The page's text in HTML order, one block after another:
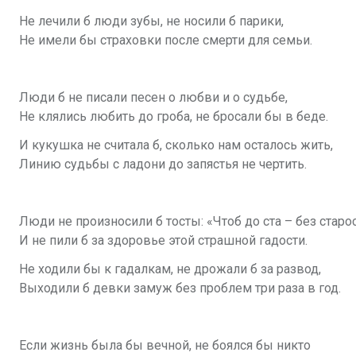
Не лечили б люди зубы, не носили б парики,
Не имели бы страховки после смерти для семьи.
Люди б не писали песен о любви и о судьбе,
Не клялись любить до гроба, не бросали бы в беде.
И кукушка не считала б, сколько нам осталось жить,
Линию судьбы с ладони до запястья не чертить.
Люди не произносили б тосты: «Чтоб до ста – без
И не пили б за здоровье этой страшной гадости.
Не ходили бы к гадалкам, не дрожали б за развод,
Выходили б девки замуж без проблем три раза в год.
Если жизнь была бы вечной, не боялся бы никто